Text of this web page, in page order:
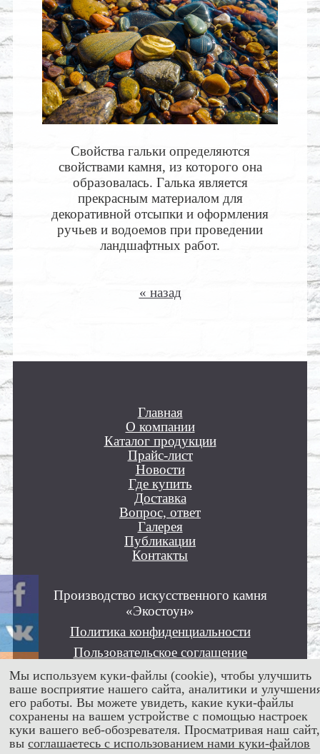
Свойства гальки определяются
свойствами камня, из которого она
образовалась. Галька является
прекрасным материалом для
декоративной отсыпки и оформления
ручьев и водоемов при проведении
ландшафтных работ.
« назад
Главная
О компании
Каталог продукции
Прайс-лист
Новости
Где купить
Доставка
Вопрос, ответ
Галерея
Публикации
Контакты
Производство искусственного камня
«Экостоун»
Политика конфиденциальности
Пользовательское соглашение
Положение об обработке персональных
данных
Все права защищены © 2012 - 2026
Мы используем куки-файлы (cookie), чтобы улучшить
ваше восприятие нашего сайта, аналитики и
его работы. Вы можете увидеть, какие куки-файлы
сохранены на вашем устройстве с помощью настроек
куки вашего веб-обозревателя. Просматривая наш сайт,
высоглашаетесь с использованием нами куки-файлов